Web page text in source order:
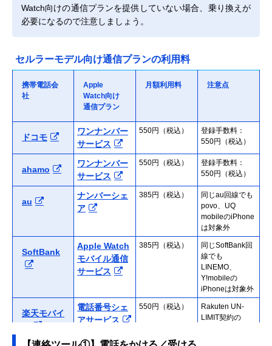
Watch向けの通信プランを提供していない場合、乗り換えが
必要になるので注意しましょう。
セルラーモデル向け通信プランの利用料
携帯電話会
社
Apple
Watch向け
通信プラン
月額利用料 注意点
ドコモ
ワンナンバー
サービス
550円（税込）
登録手数料：
550円（税込）
ahamo
ワンナンバー
サービス
550円（税込）
登録手数料：
550円（税込）
au
ナンバーシェ
ア
385円（税込）
同じau回線でも
povo、UQ
mobileのiPhone
は対象外
SoftBank
Apple Watch
モバイル通信
サービス
385円（税込）
同じSoftBank回
線でも
LINEMO、
Y!mobileの
iPhoneは対象外
楽天モバイ
電話番号シェ
アサービス
550円（税込）
Rakuten UN-
LIMIT契約の